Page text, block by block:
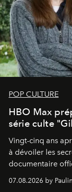
POP CULTURE
HBO Max
série culte
Vingt-cinq ans
à dévoiler les
documentaire
inédites et
générationnel.
07.08.2026 by